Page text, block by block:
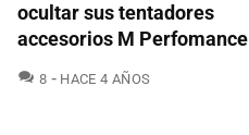
ocultar sus tentadores
accesorios M Perfomance
8 COMENTARIOS
HACE 4 AÑOS